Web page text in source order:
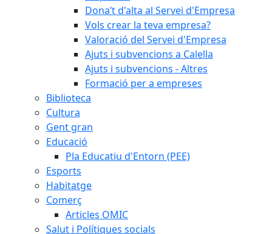
Dona’t d'alta al Servei d'Empresa
Vols crear la teva empresa?
Valoració del Servei d'Empresa
Ajuts i subvencions a Calella
Ajuts i subvencions - Altres
Formació per a empreses
Biblioteca
Cultura
Gent gran
Educació
Pla Educatiu d'Entorn (PEE)
Esports
Habitatge
Comerç
Articles OMIC
Salut i Polítiques socials